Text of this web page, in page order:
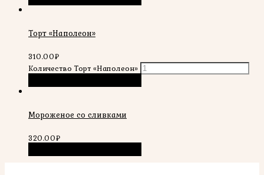
Торт «Наполеон»
310.00₽
Количество Торт «Наполеон»
Мороженое со сливками
320.00₽